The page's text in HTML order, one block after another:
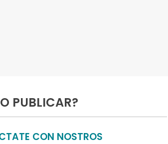
PUBLICAR?
CON NOSTROS